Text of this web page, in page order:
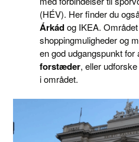
(HÉV). Her finder du
Árkádog IKEA.
shoppingmuligheder og
en god udgangspunkt for
forstæder, eller
i området.